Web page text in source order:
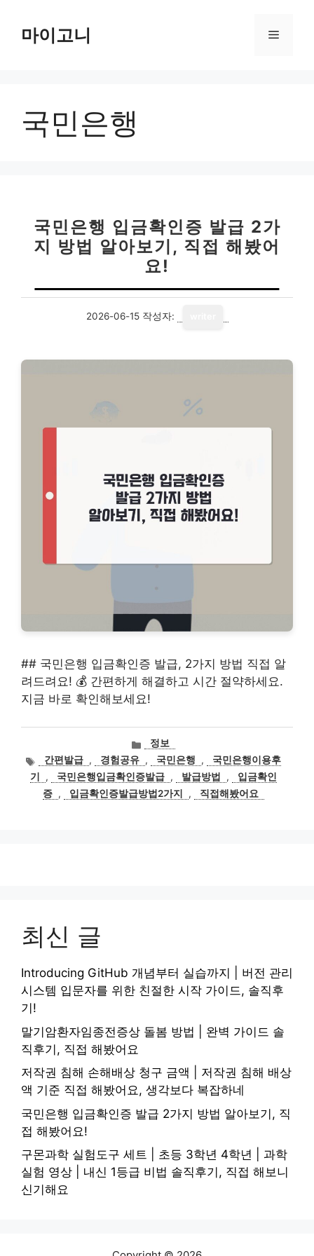
마이고니 메
국민은행
국민은행 입금확인증 발급 2가
지 방법 알아보기, 직접 해봤어
요!
2026-06-15 작성자:
## 국민은행 입금확인증 발급, 2가지 방법 직접 알
려드려요! 💰 간편하게 해결하고 시간 절약하세요.
지금 바로 확인해보세요!
카
고
리
정보
태
그
간편발급 , 경험공유 , 국민은행 ,
국민은행이용후
기
, 국민은행입금확인증발급 , 발급방법 ,
입금확인
증 , 입금확인증발급방법2가지 , 직접해봤어요
최신 글
Introducing GitHub 개념부터 실습까지 | 버전 관리
시스템 입문자를 위한 친절한 시작 가이드, 솔직후
기!
말기암환자임종전증상 돌봄 방법 | 완벽 가이드 솔
직후기, 직접 해봤어요
저작권 침해 손해배상 청구 금액 | 저작권 침해 배상
액 기준 직접 해봤어요, 생각보다 복잡하네
국민은행 입금확인증 발급 2가지 방법 알아보기, 직
접 해봤어요!
구몬과학 실험도구 세트 | 초등 3학년 4학년 | 과학
실험 영상 | 내신 1등급 비법 솔직후기, 직접 해보니
신기해요